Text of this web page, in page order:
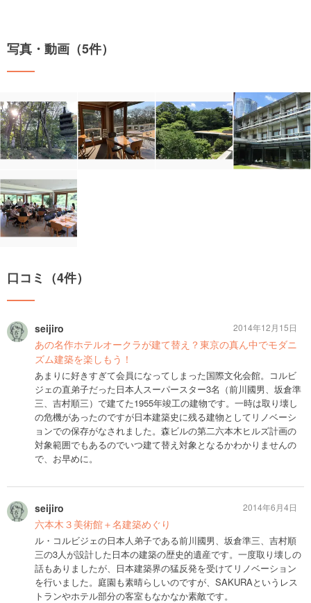
写真・動画（5件）
口コミ（4件）
seijiro
あの名作ホテルオークラが建て替え？東京の真ん中でモダニ
ズム建築を楽しもう！
あまりに好きすぎて会員になってしまった国際文化会館。コルビ
ジェの直弟子だった日本人スーパースター3名（前川國男、坂倉準
三、吉村順三）で建てた1955年竣工の建物です。一時は取り壊し
の危機があったのですが日本建築史に残る建物としてリノベーシ
ョンでの保存がなされました。森ビルの第二六本木ヒルズ計画の
対象範囲でもあるのでいつ建て替え対象となるかわかりませんの
で、お早めに。
2014年12月15日
seijiro
六本木３美術館＋名建築めぐり
ル・コルビジェの日本人弟子である前川國男、坂倉準三、吉村順
三の3人が設計した日本の建築の歴史的遺産です。一度取り壊しの
話もありましたが、日本建築界の猛反発を受けてリノベーション
を行いました。庭園も素晴らしいのですが、SAKURAというレス
トランやホテル部分の客室もなかなか素敵です。
2014年6月4日